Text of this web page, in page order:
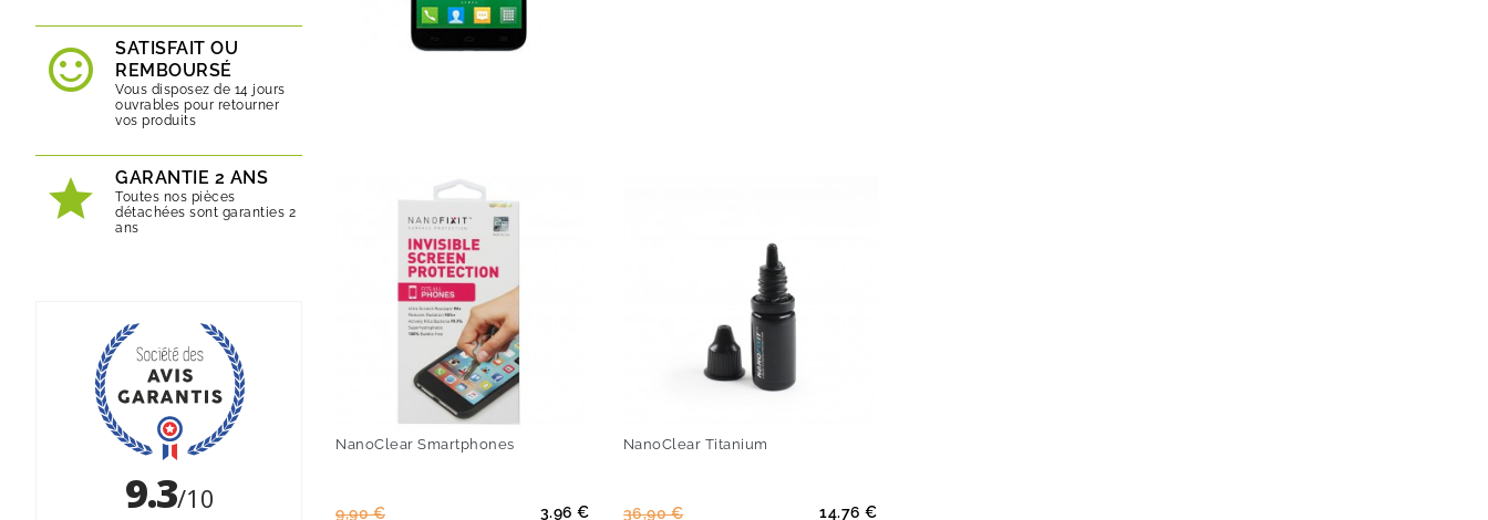
SATISFAIT OU
REMBOURSÉ
Vous disposez de 14 jours
ouvrables pour retourner
vos produits
GARANTIE 2 ANS
Toutes nos pièces
détachées sont garanties 2
ans
NanoClear Smartphones
Prix
9,90 €Prix 3.96 €
NanoClear Titanium
Prix
36,90 €Prix 14.76 €